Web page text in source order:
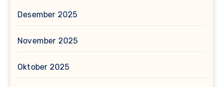
Desember 2025
November 2025
Oktober 2025